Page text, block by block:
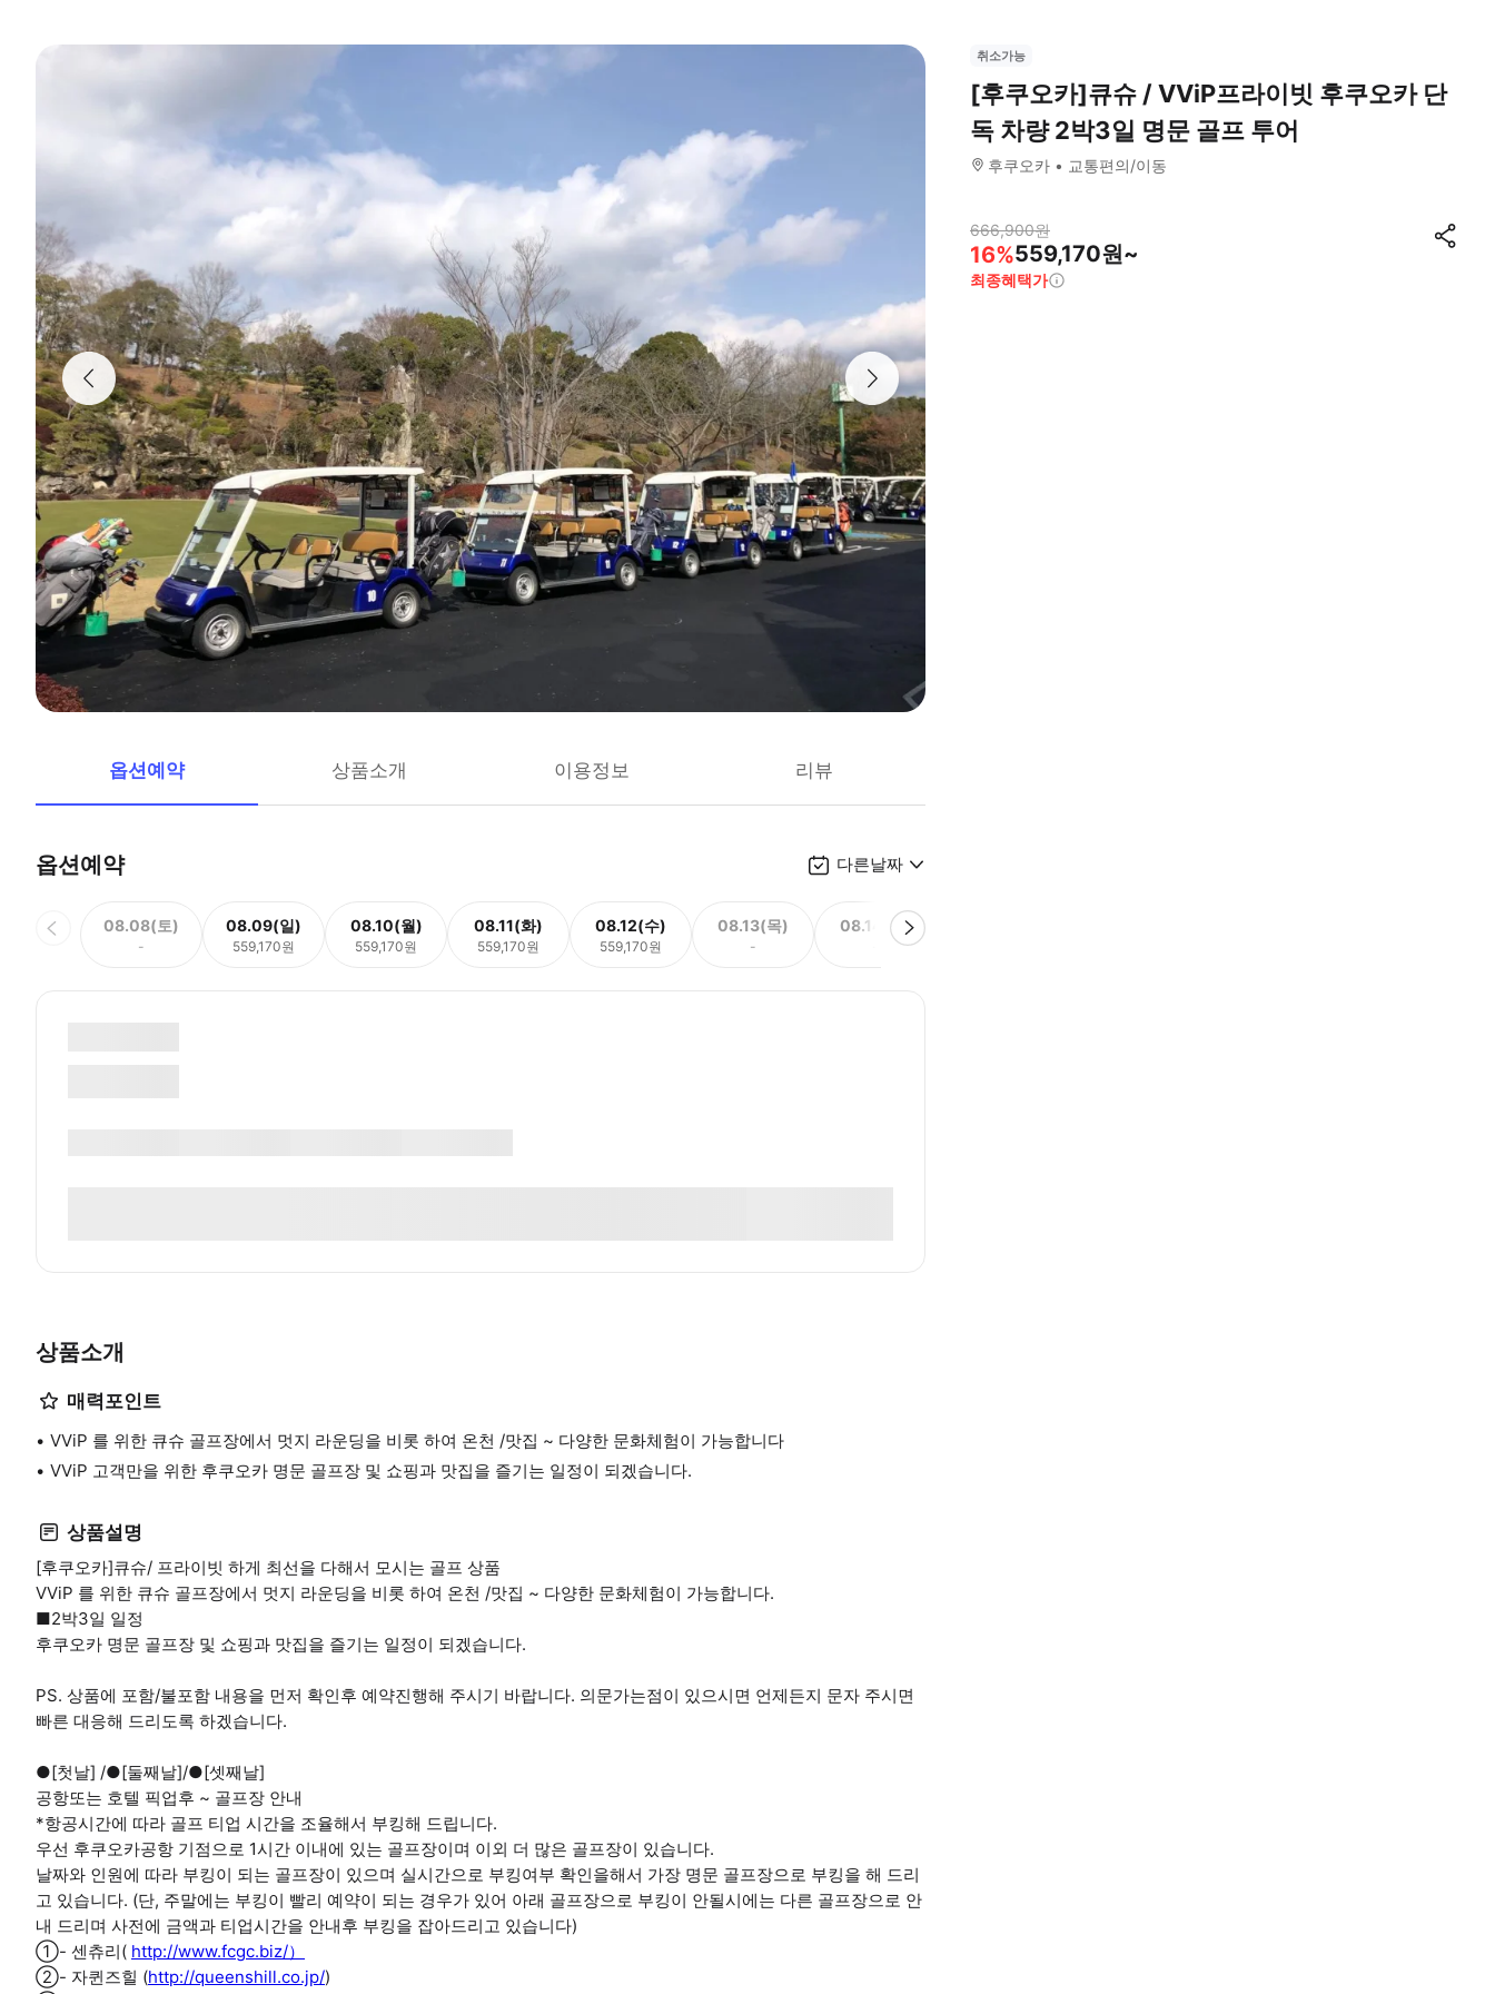
옵션예약 상품소개 이용정보 리뷰
옵션예약 다른날짜
08.08(토)
-
08.09(일)
559,170원
08.10(월)
559,170원
08.11(화)
559,170원
08.12(수)
559,170원
08.13(목)
-
08.14(금)
상품소개
매력포인트
VViP 를 위한 큐슈 골프장에서 멋지 라운딩을 비롯 하여 온천 /맛집 ~ 다양한 문화체험이 가능합니다
VViP 고객만을 위한 후쿠오카 명문 골프장 및 쇼핑과 맛집을 즐기는 일정이 되겠습니다.
상품설명
[후쿠오카]큐슈/ 프라이빗 하게 최선을 다해서 모시는 골프 상품
VViP 를 위한 큐슈 골프장에서 멋지 라운딩을 비롯 하여 온천 /맛집 ~ 다양한 문화체험이 가능합니다.
■2박3일 일정
후쿠오카 명문 골프장 및 쇼핑과 맛집을 즐기는 일정이 되겠습니다.
PS. 상품에 포함/불포함 내용을 먼저 확인후 예약진행해 주시기 바랍니다. 의문가는점이 있으시면 언제든지 문자 주시면
빠른 대응해 드리도록 하겠습니다.
●[첫날] /●[둘째날]/●[셋째날]
공항또는 호텔 픽업후 ~ 골프장 안내
*항공시간에 따라 골프 티업 시간을 조율해서 부킹해 드립니다.
우선 후쿠오카공항 기점으로 1시간 이내에 있는 골프장이며 이외 더 많은 골프장이 있습니다.
날짜와 인원에 따라 부킹이 되는 골프장이 있으며 실시간으로 부킹여부 확인을해서 가장 명문 골프장으로 부킹을 해 드리
고 있습니다. (단, 주말에는 부킹이 빨리 예약이 되는 경우가 있어 아래 골프장으로 부킹이 안될시에는 다른 골프장으로 안
내 드리며 사전에 금액과 티업시간을 안내후 부킹을 잡아드리고 있습니다)
①- 센츄리( http://www.fcgc.biz/）
②- 자퀸즈힐 (http://queenshill.co.jp/)
취소가능
[후쿠오카]큐슈 / VViP프라이빗 후쿠오카 단
독 차량 2박3일 명문 골프 투어
후쿠오카 교통편의/이동
666,900원
16%559,170원~
최종혜택가